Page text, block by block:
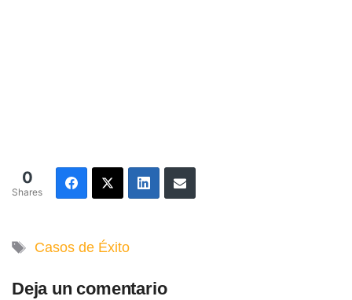
0
Shares
Etiquetas
Casos de Éxito
Deja un comentario